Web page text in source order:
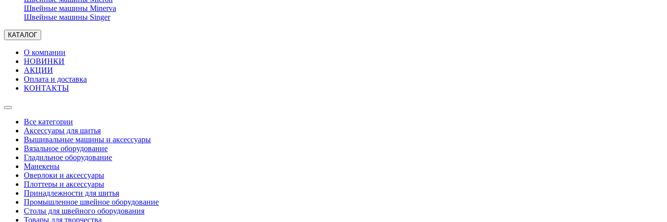
Швейные машины Minerva
Швейные машины Singer
КАТАЛОГ
О компании
НОВИНКИ
АКЦИИ
Оплата и доставка
КОНТАКТЫ
Все категории
Аксессуары для шитья
Вышивальные машины и аксессуары
Вязальное оборудование
Гладильное оборудование
Манекены
Оверлоки и аксессуары
Плоттеры и аксессуары
Принадлежности для шитья
Промышленное швейное оборудование
Столы для швейного оборудования
Товары для творчества